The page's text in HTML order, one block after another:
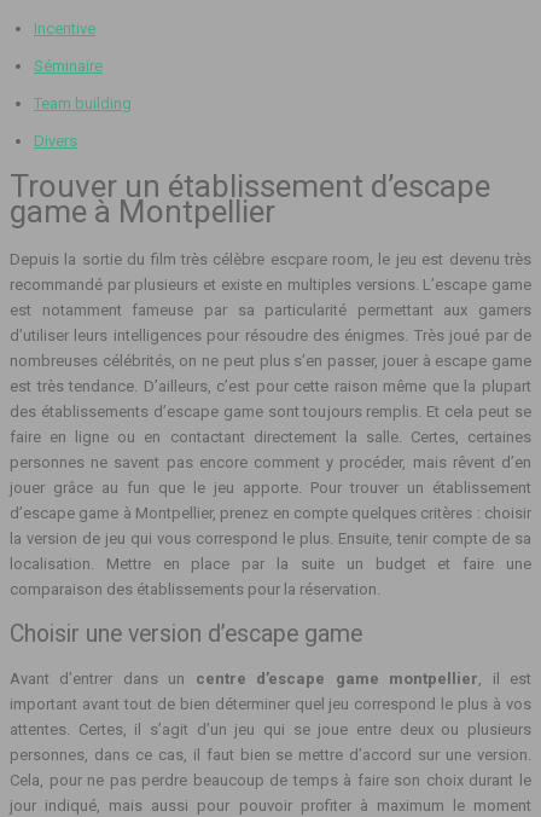
Incentive
Séminaire
Team building
Divers
Trouver un établissement d’escape
game à Montpellier
Depuis la sortie du film très célèbre escpare room, le jeu est devenu très
recommandé par plusieurs et existe en multiples versions. L’escape game
est notamment fameuse par sa particularité permettant aux gamers
d’utiliser leurs intelligences pour résoudre des énigmes. Très joué par de
nombreuses célébrités, on ne peut plus s’en passer, jouer à escape game
est très tendance. D’ailleurs, c’est pour cette raison même que la plupart
des établissements d’escape game sont toujours remplis. Et cela peut se
faire en ligne ou en contactant directement la salle. Certes, certaines
personnes ne savent pas encore comment y procéder, mais rêvent d’en
jouer grâce au fun que le jeu apporte. Pour trouver un établissement
d’escape game à Montpellier, prenez en compte quelques critères : choisir
la version de jeu qui vous correspond le plus. Ensuite, tenir compte de sa
localisation. Mettre en place par la suite un budget et faire une
comparaison des établissements pour la réservation.
Choisir une version d’escape game
Avant d’entrer dans un centre d’escape game montpellier, il est
important avant tout de bien déterminer quel jeu correspond le plus à vos
attentes. Certes, il s’agit d’un jeu qui se joue entre deux ou plusieurs
personnes, dans ce cas, il faut bien se mettre d’accord sur une version.
Cela, pour ne pas perdre beaucoup de temps à faire son choix durant le
jour indiqué, mais aussi pour pouvoir profiter à maximum le moment